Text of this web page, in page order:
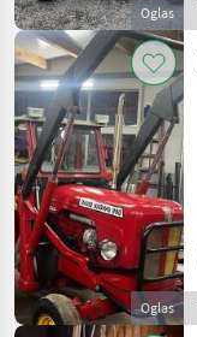
Oglas
Oglas